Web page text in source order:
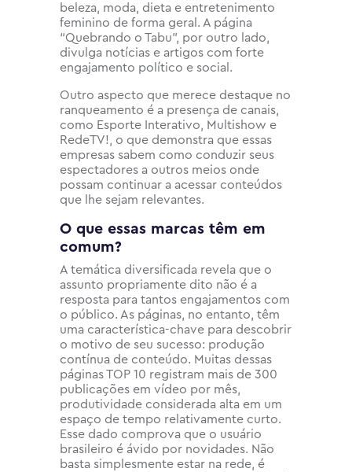
beleza, moda, dieta e entretenimento
feminino de forma geral. A página
“Quebrando o Tabu”, por outro lado,
divulga notícias e artigos com forte
engajamento político e social.
Outro aspecto que merece destaque no
ranqueamento é a presença de canais,
como Esporte Interativo, Multishow e
RedeTV!, o que demonstra que essas
empresas sabem como conduzir seus
espectadores a outros meios onde
possam continuar a acessar conteúdos
que lhe sejam relevantes.
O que essas marcas têm em
comum?
A temática diversificada revela que o
assunto propriamente dito não é a
resposta para tantos engajamentos com
o público. As páginas, no entanto, têm
uma característica-chave para descobrir
o motivo de seu sucesso: produção
contínua de conteúdo. Muitas dessas
páginas TOP 10 registram mais de 300
publicações em vídeo por mês,
produtividade considerada alta em um
espaço de tempo relativamente curto.
Esse dado comprova que o usuário
brasileiro é ávido por novidades. Não
basta simplesmente estar na rede, é